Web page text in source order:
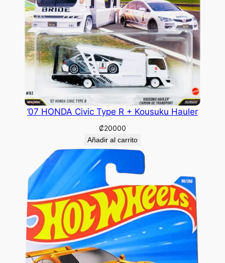
’07 HONDA Civic Type R + Kousuku Hauler
₡20000
Añadir al carrito